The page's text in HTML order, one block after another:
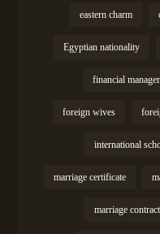
eastern charm
Egyptian nationality
financial
foreign wives
international
marriage certificate
marriage contract